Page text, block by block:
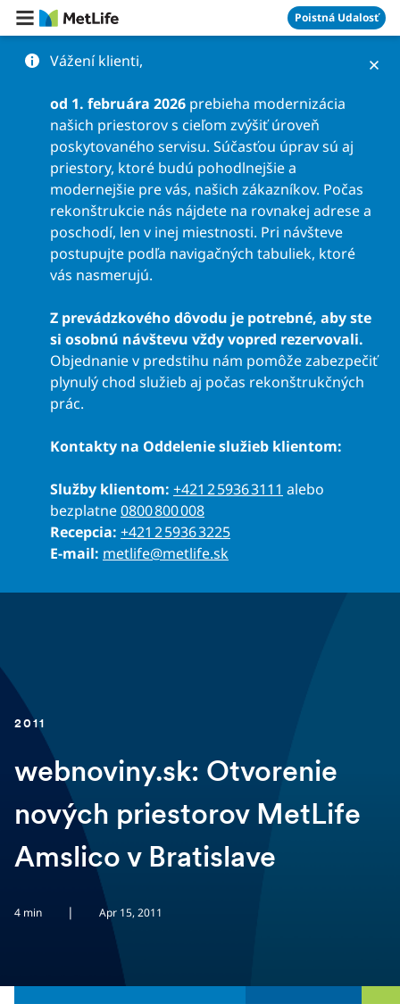
Preskočiť na obsah Poistná Udalosť
Vážení klienti,
od 1. februára 2026 prebieha modernizácia
našich priestorov s cieľom zvýšiť úroveň
poskytovaného servisu. Súčasťou úprav sú aj
priestory, ktoré budú pohodlnejšie a
modernejšie pre vás, našich zákazníkov. Počas
rekonštrukcie nás nájdete na rovnakej adrese a
poschodí, len v inej miestnosti. Pri návšteve
postupujte podľa navigačných tabuliek, ktoré
vás nasmerujú.
Z prevádzkového dôvodu je potrebné, aby ste
si osobnú návštevu vždy vopred rezervovali.
Objednanie v predstihu nám pomôže zabezpečiť
plynulý chod služieb aj počas rekonštrukčných
prác.
Kontakty na Oddelenie služieb klientom:
Služby klientom: +421 2 5936 3111 alebo
bezplatne0800 800 008
Recepcia: +421 2 5936 3225
E-mail: metlife@metlife.sk
2011
webnoviny.sk: Otvorenie
nových priestorov MetLife
Amslico v Bratislave
4 min | Apr 15, 2011